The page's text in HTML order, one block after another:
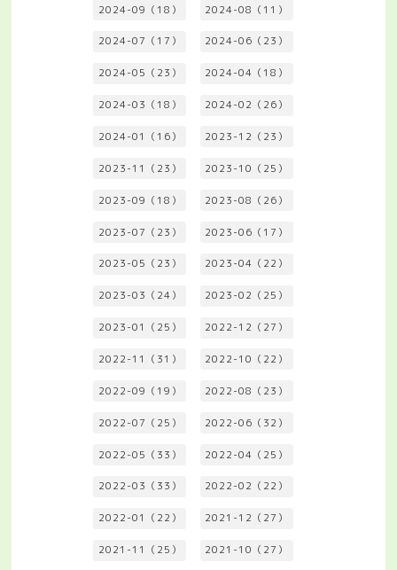
2024-09（18） 2024-08（11）
2024-07（17） 2024-06（23）
2024-05（23） 2024-04（18）
2024-03（18） 2024-02（26）
2024-01（16） 2023-12（23）
2023-11（23） 2023-10（25）
2023-09（18） 2023-08（26）
2023-07（23） 2023-06（17）
2023-05（23） 2023-04（22）
2023-03（24） 2023-02（25）
2023-01（25） 2022-12（27）
2022-11（31） 2022-10（22）
2022-09（19） 2022-08（23）
2022-07（25） 2022-06（32）
2022-05（33） 2022-04（25）
2022-03（33） 2022-02（22）
2022-01（22） 2021-12（27）
2021-11（25） 2021-10（27）